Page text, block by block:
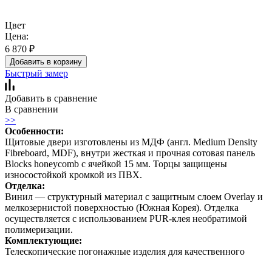
Цвет
Цена:
6 870 ₽
Добавить в корзину
Быстрый замер
Добавить в сравнение
В сравнении
>>
Особенности:
Щитовые двери изготовлены из МДФ (англ. Medium Density
Fibreboard, MDF), внутри жесткая и прочная сотовая панель
Blocks honeycomb с ячейкой 15 мм. Торцы защищены
износостойкой кромкой из ПВХ.
Отделка:
Винил — структурный материал с защитным слоем Overlay и
мелкозернистой поверхностью (Южная Корея). Отделка
осуществляется с использованием PUR-клея необратимой
полимеризации.
Комплектующие:
Телескопические погонажные изделия для качественного